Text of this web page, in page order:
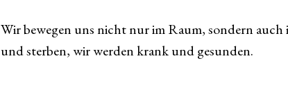
Wir bewegen uns nicht nur im Raum, sondern auch
und sterben, wir werden krank und gesunden.